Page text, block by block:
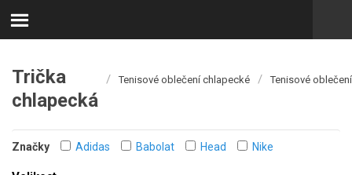
Trička
chlapecká
/ Tenisové oblečení chlapecké / Tenisové oblečení
Značky Adidas Babolat Head Nike